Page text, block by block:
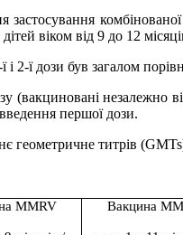
застосування
віком від 9 до 12
і 2-ї дози був загалом
(вакциновані незалежно
першої дози.
геометричне титрів
MMRV Вакцина